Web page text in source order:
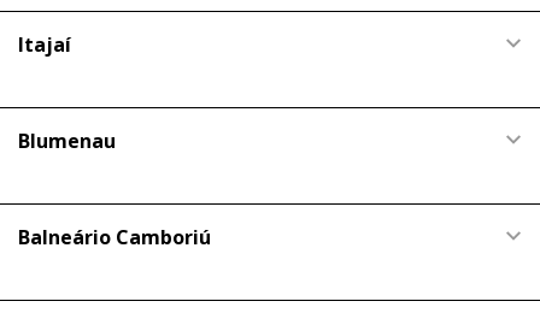
Itajaí
Blumenau
Balneário Camboriú